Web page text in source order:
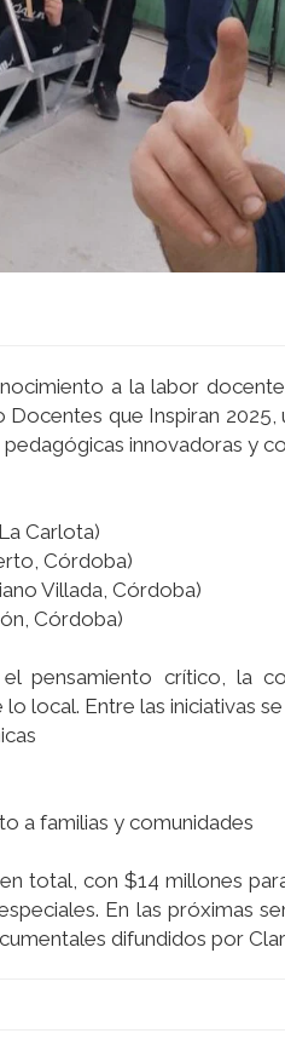
a la labor
que Inspiran 2025,
pedagógicas innovadoras y
Carlota)
Córdoba)
Villada, Córdoba)
Córdoba)
pensamiento crítico, la
local. Entre las iniciativas
a familias y comunidades
total, con $14 millones
En las próximas
difundidos por